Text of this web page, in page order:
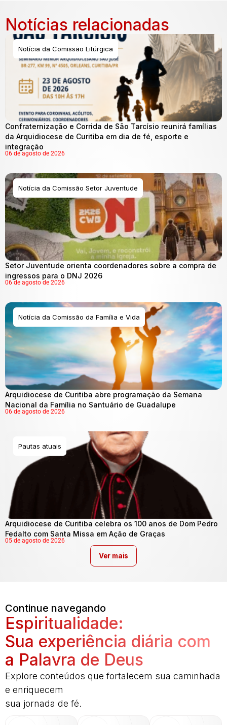
Notícias relacionadas
Notícia da Comissão Litúrgica
Confraternização e Corrida de São Tarcísio reunirá famílias
da Arquidiocese de Curitiba em dia de fé, esporte e
integração
06 de agosto de 2026
Notícia da Comissão Setor Juventude
Setor Juventude orienta coordenadores sobre a compra de
ingressos para o DNJ 2026
06 de agosto de 2026
Notícia da Comissão da Família e Vida
Arquidiocese de Curitiba abre programação da Semana
Nacional da Família no Santuário de Guadalupe
06 de agosto de 2026
Pautas atuais
Arquidiocese de Curitiba celebra os 100 anos de Dom Pedro
Fedalto com Santa Missa em Ação de Graças
05 de agosto de 2026
Ver mais
Continue navegando
Espiritualidade:
Sua experiência diária com
a Palavra de Deus
Explore conteúdos que fortalecem sua caminhada
e enriquecem
sua jornada de fé.